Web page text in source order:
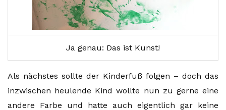
Ja genau: Das ist Kunst!
Als nächstes sollte der Kinderfuß folgen – doch das
inzwischen heulende Kind wollte nun zu gerne eine
andere Farbe und hatte auch eigentlich gar keine